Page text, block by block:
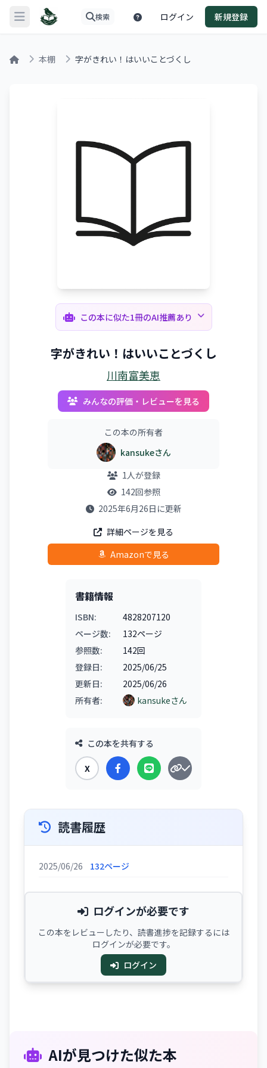
メニューを開く 検索 ログイン 新規登録
本棚 字がきれい！はいいことづくし
この本に似た1冊のAI推薦あり
字がきれい！はいいことづくし
川南富美恵
みんなの評価・レビューを見る
この本の所有者
kansukeさん
1人が登録
142回参照
2025年6月26日に更新
詳細ページを見る
Amazonで見る
書籍情報
ISBN:
4828207120
ページ数:
132ページ
参照数:
142回
登録日:
2025/06/25
更新日:
2025/06/26
所有者:
kansukeさん
この本を共有する
X
読書履歴
2025/06/26 132ページ
ログインが必要です
この本をレビューしたり、読書進捗を記録するには
ログインが必要です。
ログイン
AIが見つけた似た本